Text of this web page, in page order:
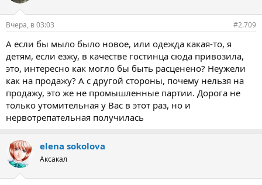
Вчера, в 03:03 #2.709
А если бы мыло было новое, или одежда какая-то, я
детям, если езжу, в качестве гостинца сюда привозила,
это, интересно как могло бы быть расценено? Неужели
как на продажу? А с другой стороны, почему нельзя на
продажу, это же не промышленные партии. Дорога не
только утомительная у Вас в этот раз, но и
нервотрепательная получилась
elena sokolova
Аксакал